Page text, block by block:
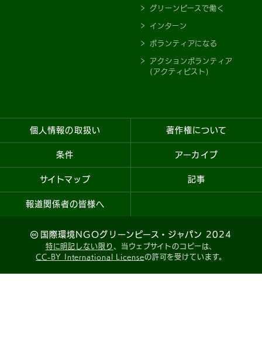
グリーンピースで働く
インターン
ボランティアになる
アクションボランティア
(アクティビスト)
個人情報の取扱い 著作権について
条件 アーカイブ
サイトマップ 記事
報道関係者の皆様へ
国際環境NGOグリーンピース・ジャパン 2024
特に明記しない限り 、当ウェブサイトのコピーは、
CC-BY International Licenseの許可を受けています。